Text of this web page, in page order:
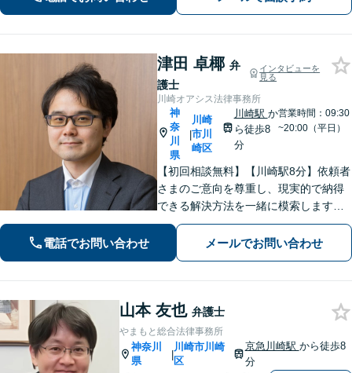
の方も多数。お気軽にお問い合わせ下
津田 卓椰 弁
護士
インタビューを
見る
川崎オアシス法律事務所
神
奈
川
県
|
川崎
市川
崎区
川崎駅 か
ら徒歩8
分
営業時間：09:30
~20:00（平日）
【初回相談無料】【川崎駅8分】依頼者
さまのご意向を尊重し、現実的で納得
できる解決方法を一緒に模索します
【離婚問題】調停・訴訟対応に豊富な
実績あり。人生の再出発を全力で応援
いたします【借金問題】状況を整理
電話でお問い合わせ メールでお問い合わせ
山本 友也 弁護士
やまもと総合法律事務所
神奈川
県
|
川崎市川崎
区
京急川崎駅 から徒歩8
分